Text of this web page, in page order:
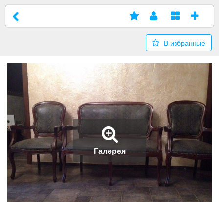
В избранные
Галерея